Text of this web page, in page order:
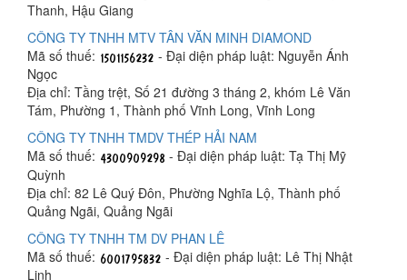
Thanh, Hậu Giang
CÔNG TY TNHH MTV TÂN VĂN MINH DIAMOND
Mã số thuế:
- Đại diện pháp luật: Nguyễn Ánh
Ngọc
Địa chỉ: Tầng trệt, Số 21 đường 3 tháng 2, khóm Lê Văn
Tám, Phường 1, Thành phố Vĩnh Long, Vĩnh Long
CÔNG TY TNHH TMDV THÉP HẢI NAM
Mã số thuế:
- Đại diện pháp luật: Tạ Thị Mỹ
Quỳnh
Địa chỉ: 82 Lê Quý Đôn, Phường Nghĩa Lộ, Thành phố
Quảng Ngãi, Quảng Ngãi
CÔNG TY TNHH TM DV PHAN LÊ
Mã số thuế:
- Đại diện pháp luật: Lê Thị Nhật
Linh